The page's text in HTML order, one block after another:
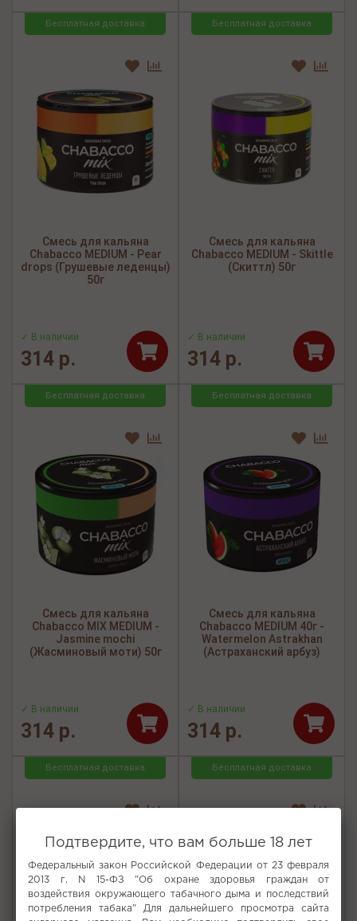
Бесплатная доставка
Смесь для кальяна
Chabacco MEDIUM - Pear
drops (Грушевые леденцы)
50г
✓ В наличии
314 р.
Бесплатная доставка
Смесь для кальяна
Chabacco MEDIUM - Skittle
(Скиттл) 50г
✓ В наличии
314 р.
Бесплатная доставка
Смесь для кальяна
Chabacco MIX MEDIUM -
Jasmine mochi
(Жасминовый моти) 50г
✓ В наличии
314 р.
Бесплатная доставка
Смесь для кальяна
Chabacco MEDIUM 40г -
Watermelon Astrakhan
(Астраханский арбуз)
✓ В наличии
314 р.
Бесплатная доставка Бесплатная доставка
Подтвердите, что вам больше 18 лет
Федеральный закон Российской Федерации от 23 февраля
2013 г. N 15-ФЗ "Об охране здоровья граждан от
воздействия окружающего табачного дыма и последствий
потребления табака" Для дальнейшего просмотра сайта